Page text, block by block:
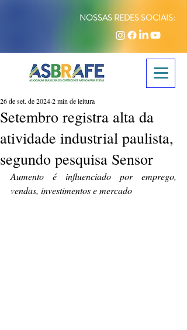
NOSSAS REDES SOCIAIS:
Setembro registra alta da
atividade industrial paulista,
segundo pesquisa Sensor
26 de set. de 20242 min de leitura
Aumento é influenciado por emprego,
vendas, investimentos e mercado